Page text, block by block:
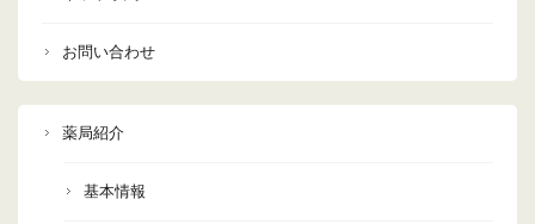
お問い合わせ
薬局紹介
基本情報